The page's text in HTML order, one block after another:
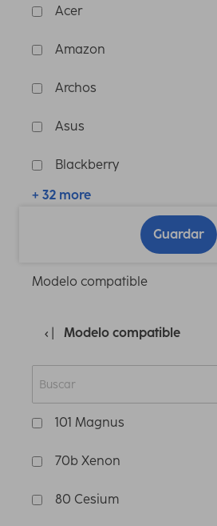
Acer
Amazon
Archos
Asus
Blackberry
+ 32 more
Guardar
Modelo compatible
Modelo compatible
101 Magnus
70b Xenon
80 Cesium